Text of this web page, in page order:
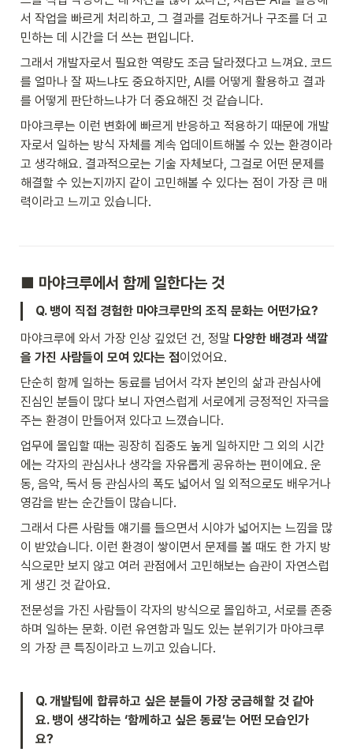
서 작업을 빠르게 처리하고, 그 결과를 검토하거나 구조를 더 고
민하는 데 시간을 더 쓰는 편입니다.
그래서 개발자로서 필요한 역량도 조금 달라졌다고 느껴요. 코드
를 얼마나 잘 짜느냐도 중요하지만, AI를 어떻게 활용하고 결과
를 어떻게 판단하느냐가 더 중요해진 것 같습니다.
마야크루는 이런 변화에 빠르게 반응하고 적용하기 때문에 개발
자로서 일하는 방식 자체를 계속 업데이트해볼 수 있는 환경이라
고 생각해요. 결과적으로는 기술 자체보다, 그걸로 어떤 문제를
해결할 수 있는지까지 같이 고민해볼 수 있다는 점이 가장 큰 매
력이라고 느끼고 있습니다.
■ 마야크루에서 함께 일한다는 것
Q. 뱅이 직접 경험한 마야크루만의 조직 문화는 어떤가요?
마야크루에 와서 가장 인상 깊었던 건, 정말 다양한 배경과 색깔
을 가진 사람들이 모여 있다는 점이었어요.
단순히 함께 일하는 동료를 넘어서 각자 본인의 삶과 관심사에
진심인 분들이 많다 보니 자연스럽게 서로에게 긍정적인 자극을
주는 환경이 만들어져 있다고 느꼈습니다.
업무에 몰입할 때는 굉장히 집중도 높게 일하지만 그 외의 시간
에는 각자의 관심사나 생각을 자유롭게 공유하는 편이에요. 운
동, 음악, 독서 등 관심사의 폭도 넓어서 일 외적으로도 배우거나
영감을 받는 순간들이 많습니다.
그래서 다른 사람들 얘기를 들으면서 시야가 넓어지는 느낌을 많
이 받았습니다. 이런 환경이 쌓이면서 문제를 볼 때도 한 가지 방
식으로만 보지 않고 여러 관점에서 고민해보는 습관이 자연스럽
게 생긴 것 같아요.
전문성을 가진 사람들이 각자의 방식으로 몰입하고, 서로를 존중
하며 일하는 문화. 이런 유연함과 밀도 있는 분위기가 마야크루
의 가장 큰 특징이라고 느끼고 있습니다.
Q. 개발팀에 합류하고 싶은 분들이 가장 궁금해할 것 같아
요. 뱅이 생각하는 ‘함께하고 싶은 동료’는 어떤 모습인가
요?